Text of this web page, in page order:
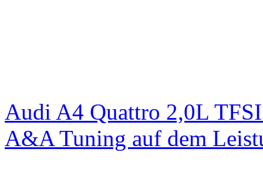
Audi A4 Quattro 2,0L
A&A Tuning auf dem